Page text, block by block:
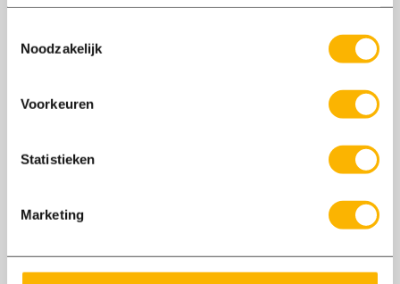
Noodzakelijk
Voorkeuren
Statistieken
Marketing